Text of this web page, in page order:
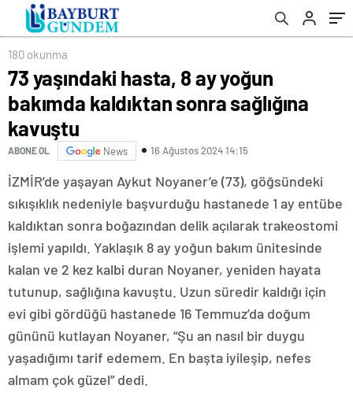
180 okunma
73 yaşındaki hasta, 8 ay yoğun
bakımda kaldıktan sonra sağlığına
kavuştu
ABONE OL News 16 Ağustos 2024 14:15
İZMİR’de yaşayan Aykut Noyaner’e (73), göğsündeki
sıkışıklık nedeniyle başvurduğu hastanede 1 ay entübe
kaldıktan sonra boğazından delik açılarak trakeostomi
işlemi yapıldı. Yaklaşık 8 ay yoğun bakım ünitesinde
kalan ve 2 kez kalbi duran Noyaner, yeniden hayata
tutunup, sağlığına kavuştu. Uzun süredir kaldığı için
evi gibi gördüğü hastanede 16 Temmuz’da doğum
gününü kutlayan Noyaner, “Şu an nasıl bir duygu
yaşadığımı tarif edemem. En başta iyileşip, nefes
almam çok güzel” dedi.